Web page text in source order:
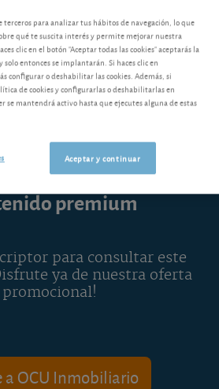
desiguales
de inmuebles muy
o en otras. Esto crea
hora de tributar.
premium
para consultar este
ya de nuestra oferta
promocional!
a OCU Inmobiliario
terceros para analizar tus hábitos de navegación, lo que
qué te suscita interés y permite mejorar nuestra
clic en el botón "Aceptar todas las cookies" aceptarás la
entonces se implantarán. Si haces clic en
configurar o deshabilitar las cookies. Además, si
de cookies y configurarlas o deshabilitarlas en
se mantendrá activo hasta que ejecutes alguna de estas
Aceptar y continuar